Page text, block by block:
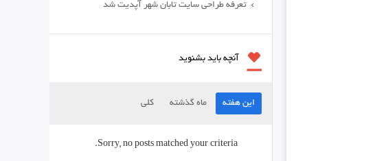
تعرفه طراحی سایت تابان شهر آپدیت شد
آنچه باید بشنوید
این هفته ماه گذشته کلی
Sorry, no posts matched your criteria.